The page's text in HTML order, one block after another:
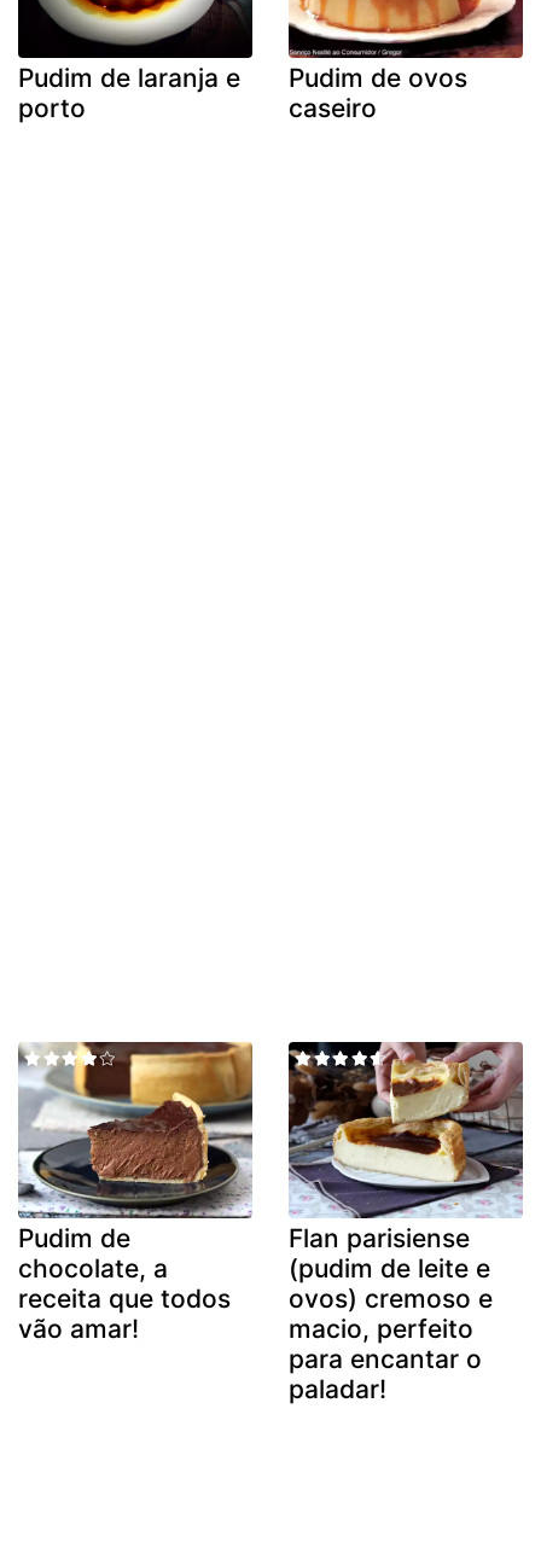
Pudim de laranja e
porto
Pudim de ovos
caseiro
Pudim de
chocolate, a
receita que todos
vão amar!
Flan parisiense
(pudim de leite e
ovos) cremoso e
macio, perfeito
para encantar o
paladar!